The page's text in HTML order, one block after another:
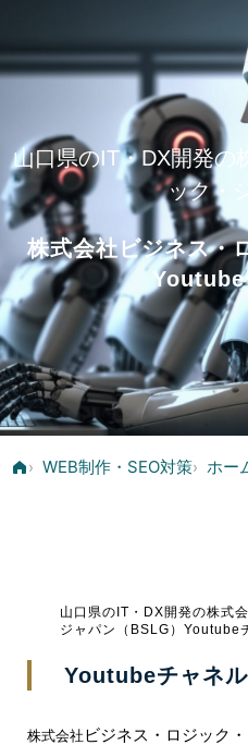
山口県のIT・DX開発の
ック・
株式会社ビジネス・
Youtube
› WEB制作・SEO対策› ホー
山口県のIT・DX開発の株式
ジャパン（BSLG）Youtube
Youtubeチャネル
株式会社 ビジネス・ロジック